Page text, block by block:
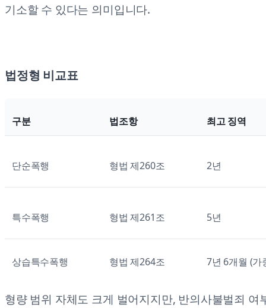
기소할 수 있다는 의미입니다.
법정형 비교표
구분 법조항 최고 징역
단순폭행 형법 제260조 2년
특수폭행 형법 제261조 5년
상습특수폭행 형법 제264조 7년 6개월 (가
형량 범위 자체도 크게 벌어지지만, 반의사불벌죄 여